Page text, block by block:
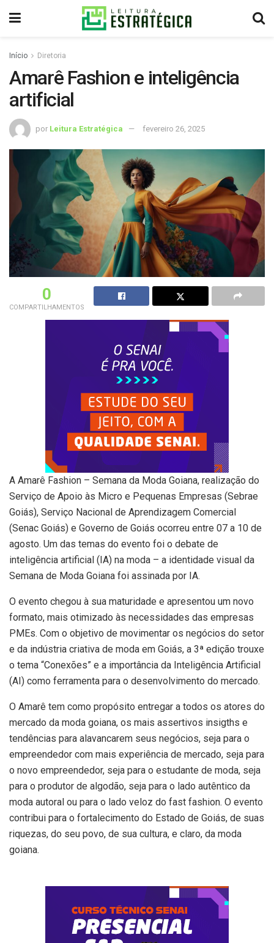
Início Diretoria
Amarê Fashion e inteligência
artificial
por Leitura Estratégica fevereiro 26, 2025
0
COMPARTILHAMENTOS
A Amarê Fashion – Semana da Moda Goiana, realização do
Serviço de Apoio às Micro e Pequenas Empresas (Sebrae
Goiás), Serviço Nacional de Aprendizagem Comercial
(Senac Goiás) e Governo de Goiás ocorreu entre 07 a 10 de
agosto. Um das temas do evento foi o debate de
inteligência artificial (IA) na moda – a identidade visual da
Semana de Moda Goiana foi assinada por IA.
O evento chegou à sua maturidade e apresentou um novo
formato, mais otimizado às necessidades das empresas
PMEs. Com o objetivo de movimentar os negócios do setor
e da indústria criativa de moda em Goiás, a 3ª edição trouxe
o tema “Conexões” e a importância da Inteligência Artificial
(AI) como ferramenta para o desenvolvimento do mercado.
O Amarê tem como propósito entregar a todos os atores do
mercado da moda goiana, os mais assertivos insigths e
tendências para alavancarem seus negócios, seja para o
empreendedor com mais experiência de mercado, seja para
o novo empreendedor, seja para o estudante de moda, seja
para o produtor de algodão, seja para o lado autêntico da
moda autoral ou para o lado veloz do fast fashion. O evento
contribui para o fortalecimento do Estado de Goiás, de suas
riquezas, do seu povo, de sua cultura, e claro, da moda
goiana.